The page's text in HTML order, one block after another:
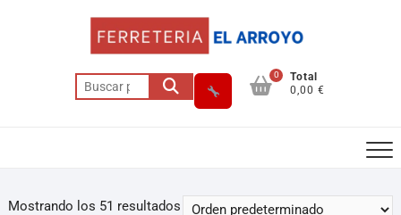
0
Total
0,00 €
Mostrando los 51 resultados